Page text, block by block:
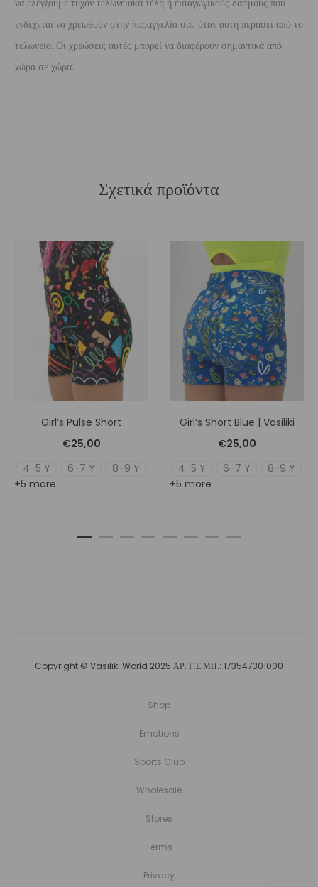
να ελέγξουμε τυχόν τελωνειακά τέλη ή εισαγωγικούς δασμούς που
ενδέχεται να χρεωθούν στην παραγγελία σας όταν αυτή περάσει από το
τελωνείο. Οι χρεώσεις αυτές μπορεί να διαφέρουν σημαντικά από
χώρα σε χώρα.
Σχετικά προϊόντα
Girl’s Pulse Short
€25,00
4-5 Y
6-7 Y
8-9 Y
+5 more
Girl’s Short Blue | Vasiliki
€25,00
4-5 Y
6-7 Y
8-9 Y
+5 more
Copyright © Vasiliki World 2025 ΑΡ. Γ.Ε.ΜΗ.: 173547301000
Shop
Emotions
Sports Club
Wholesale
Stores
Terms
Privacy